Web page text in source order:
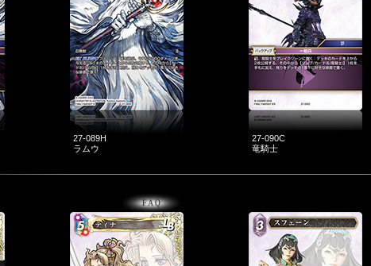
27-089H
ラムウ
27-090C
竜騎士